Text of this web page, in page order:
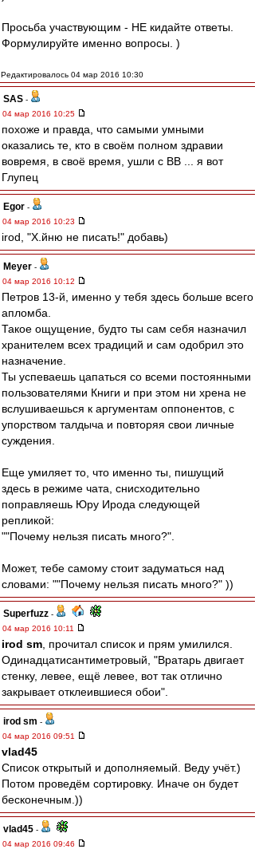
Просьба участвующим - НЕ кидайте ответы.
Формулируйте именно вопросы. )
Редактировалось 04 мар 2016 10:30
SAS -
04 мар 2016 10:25
похоже и правда, что самыми умными
оказались те, кто в своём полном здравии
вовремя, в своё время, ушли с ВВ ... я вот
Глупец
Egor -
04 мар 2016 10:23
irod, "Х.йню не писать!" добавь)
Meyer -
04 мар 2016 10:12
Петров 13-й, именно у тебя здесь больше всего
апломба.
Такое ощущение, будто ты сам себя назначил
хранителем всех традиций и сам одобрил это
назначение.
Ты успеваешь цапаться со всеми постоянными
пользователями Книги и при этом ни хрена не
вслушиваешься к аргументам оппонентов, с
упорством талдыча и повторяя свои личные
суждения.
Еще умиляет то, что именно ты, пишущий
здесь в режиме чата, снисходительно
поправляешь Юру Ирода следующей
репликой:
""Почему нельзя писать много?".
Может, тебе самому стоит задуматься над
словами: ""Почему нельзя писать много?" ))
Superfuzz -
04 мар 2016 10:11
irod sm , прочитал список и прям умилился.
Одинадцатисантиметровый, "Вратарь двигает
стенку, левее, ещё левее, вот так отлично
закрывает отклеившиеся обои".
irod sm -
04 мар 2016 09:51
vlad45
Список открытый и дополняемый. Веду учёт.)
Потом проведём сортировку. Иначе он будет
бесконечным.))
vlad45 -
04 мар 2016 09:46